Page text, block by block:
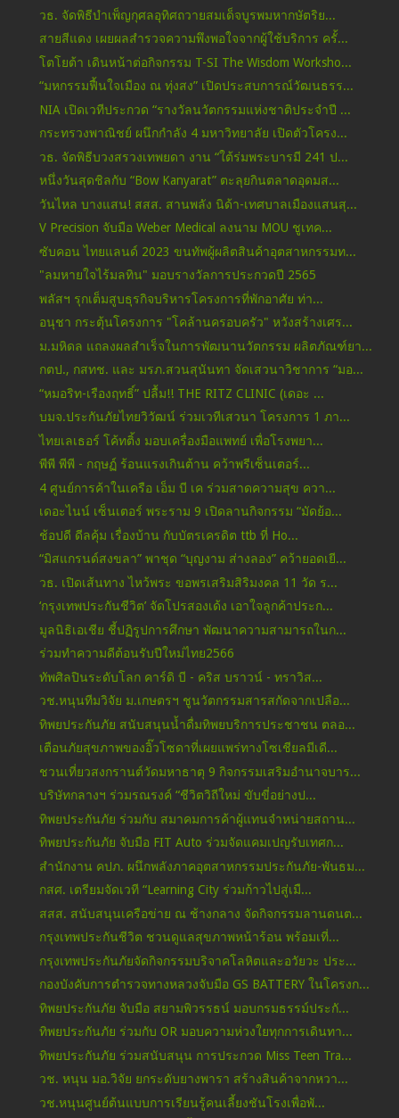
วธ. จัดพิธีบำเพ็ญกุศลอุทิศถวายสมเด็จบูรพมหากษัตริย...
สายสีแดง เผยผลสำรวจความพึงพอใจจากผู้ใช้บริการ ครั้...
โตโยต้า เดินหน้าต่อกิจกรรม T-SI The Wisdom Worksho...
“มหกรรมฟื้นใจเมือง ณ ทุ่งสง” เปิดประสบการณ์วัฒนธรร...
NIA เปิดเวทีประกวด “รางวัลนวัตกรรมแห่งชาติประจำปี ...
กระทรวงพาณิชย์ ผนึกกำลัง 4 มหาวิทยาลัย เปิดตัวโครง...
วธ. จัดพิธีบวงสรวงเทพยดา งาน “ใต้ร่มพระบารมี 241 ป...
หนึ่งวันสุดชิลกับ “Bow Kanyarat” ตะลุยกินตลาดอุดมส...
วันไหล บางแสน! สสส. สานพลัง นิด้า-เทศบาลเมืองแสนสุ...
V Precision จับมือ Weber Medical ลงนาม MOU ชูเทค...
ซับคอน ไทยแลนด์ 2023 ขนทัพผู้ผลิตสินค้าอุตสาหกรรมท...
"ลมหายใจไร้มลทิน" มอบรางวัลการประกวดปี 2565
พลัสฯ รุกเต็มสูบธุรกิจบริหารโครงการที่พักอาศัย ท่า...
อนุชา กระตุ้นโครงการ "โคล้านครอบครัว" หวังสร้างเศร...
ม.มหิดล แถลงผลสำเร็จในการพัฒนานวัตกรรม ผลิตภัณฑ์ยา...
กตป., กสทช. และ มรภ.สวนสุนันทา จัดเสวนาวิชาการ “มอ...
“หมอริท-เรืองฤทธิ์” ปลื้ม!! THE RITZ CLINIC (เดอะ ...
บมจ.ประกันภัยไทยวิวัฒน์ ร่วมเวทีเสวนา โครงการ 1 ภา...
ไทยเลเธอร์ โค้ทติ้ง มอบเครื่องมือแพทย์ เพื่อโรงพยา...
พีพี พีพี - กฤษฏ์ ร้อนแรงเกินต้าน คว้าพรีเซ็นเตอร์...
4 ศูนย์การค้าในเครือ เอ็ม บี เค ร่วมสาดความสุข ควา...
เดอะไนน์ เซ็นเตอร์ พระราม 9 เปิดลานกิจกรรม “มัดย้อ...
ช้อปดี ดีลคุ้ม เรื่องบ้าน กับบัตรเครดิต ttb ที่ Ho...
“มิสแกรนด์สงขลา” พาชุด “บุญงาม ส่างลอง” คว้ายอดเยี...
วธ. เปิดเส้นทาง ไหว้พระ ขอพรเสริมสิริมงคล 11 วัด ร...
‘กรุงเทพประกันชีวิต’ จัดโปรสองเด้ง เอาใจลูกค้าประก...
มูลนิธิเอเชีย ชี้ปฏิรูปการศึกษา พัฒนาความสามารถในก...
ร่วมทำความดีต้อนรับปีใหม่ไทย2566
ทัพศิลปินระดับโลก คาร์ดิ บี - คริส บราวน์ - ทราวิส...
วช.หนุนทีมวิจัย ม.เกษตรฯ ชูนวัตกรรมสารสกัดจากเปลือ...
ทิพยประกันภัย สนับสนุนน้ำดื่มทิพยบริการประชาชน ตลอ...
เตือนภัยสุขภาพของอิ๊วโซดาที่เผยแพร่ทางโซเชียลมีเดี...
ชวนเที่ยวสงกรานต์วัดมหาธาตุ 9 กิจกรรมเสริมอำนาจบาร...
บริษัทกลางฯ ร่วมรณรงค์ “ชีวิตวิถีใหม่ ขับขี่อย่างป...
ทิพยประกันภัย ร่วมกับ สมาคมการค้าผู้แทนจำหน่ายสถาน...
ทิพยประกันภัย จับมือ FIT Auto ร่วมจัดแคมเปญรับเทศก...
สำนักงาน คปภ. ผนึกพลังภาคอุตสาหกรรมประกันภัย-พันธม...
กสศ. เตรียมจัดเวที “Learning City ร่วมก้าวไปสู่เมื...
สสส. สนับสนุนเครือข่าย ณ ช้างกลาง จัดกิจกรรมลานดนต...
กรุงเทพประกันชีวิต ชวนดูแลสุขภาพหน้าร้อน พร้อมเที่...
กรุงเทพประกันภัยจัดกิจกรรมบริจาคโลหิตและอวัยวะ ประ...
กองบังคับการตำรวจทางหลวงจับมือ GS BATTERY ในโครงก...
ทิพยประกันภัย จับมือ สยามพิวรรธน์ มอบกรมธรรม์ประกั...
ทิพยประกันภัย ร่วมกับ OR มอบความห่วงใยทุกการเดินทา...
ทิพยประกันภัย ร่วมสนับสนุน การประกวด Miss Teen Tra...
วช. หนุน มอ.วิจัย ยกระดับยางพารา สร้างสินค้าจากหวา...
วช.หนุนศูนย์ต้นแบบการเรียนรู้คนเลี้ยงชันโรงเพื่อพั...